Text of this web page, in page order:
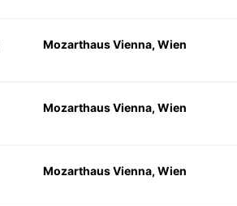
Mozarthaus Vienna, Wien
Mozarthaus Vienna, Wien
Mozarthaus Vienna, Wien